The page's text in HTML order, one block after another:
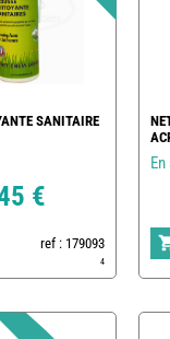
SANITAIRE
€
ref : 179093
4